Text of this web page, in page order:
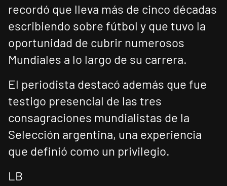
recordó que lleva más de cinco décadas
escribiendo sobre fútbol y que tuvo la
oportunidad de cubrir numerosos
Mundiales a lo largo de su carrera.
El periodista destacó además que fue
testigo presencial de las tres
consagraciones mundialistas de la
Selección argentina, una experiencia
que definió como un privilegio.
LB